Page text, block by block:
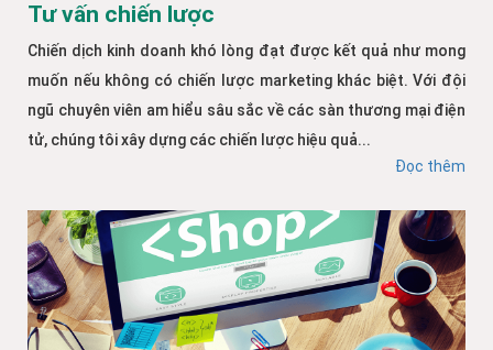
Tư vấn chiến lược
Chiến dịch kinh doanh khó lòng đạt được kết quả như mong
muốn nếu không có chiến lược marketing khác biệt. Với đội
ngũ chuyên viên am hiểu sâu sắc về các sàn thương mại điện
tử, chúng tôi xây dựng các chiến lược hiệu quả...
Đọc thêm